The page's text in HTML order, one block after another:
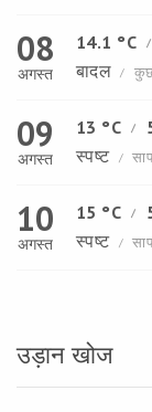
08
अगस्त
14.1 °C /
बादल
/
09
अगस्त
13 °C /
स्पष्ट
/
10
अगस्त
15 °C /
स्पष्ट
/
उड़ान खोज